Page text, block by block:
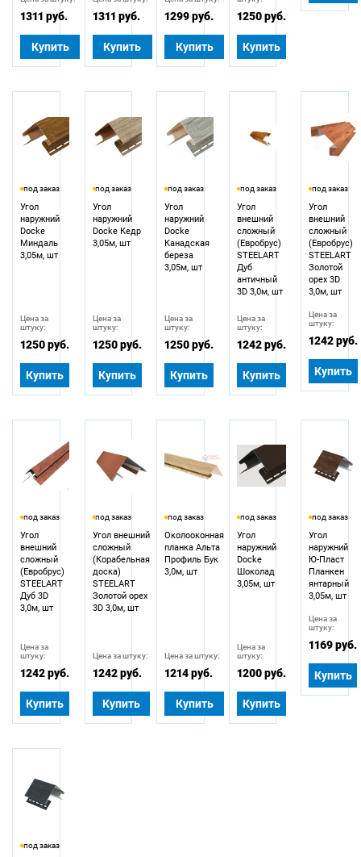
1311 руб.
Купить
1311 руб.
Купить
1299 руб.
Купить
1250 руб.
Купить
под заказ
Угол
наружний
Docke
Миндаль
3,05м, шт
Цена за
штуку:
1250 руб.
Купить
под заказ
Угол
наружний
Docke Кедр
3,05м, шт
Цена за
штуку:
1250 руб.
Купить
под заказ
Угол
наружний
Docke
Канадская
береза
3,05м, шт
Цена за
штуку:
1250 руб.
Купить
под заказ
Угол
внешний
сложный
(Евробрус)
STEELART
Дуб
античный
3D 3,0м, шт
Цена за
штуку:
1242 руб.
Купить
под заказ
Угол
внешний
сложный
(Евробрус)
STEELART
Золотой
орех 3D
3,0м, шт
Цена за
штуку:
1242 руб.
Купить
под заказ
Угол
внешний
сложный
(Евробрус)
STEELART
Дуб 3D
3,0м, шт
Цена за
штуку:
1242 руб.
Купить
под заказ
Угол внешний
сложный
(Корабельная
доска)
STEELART
Золотой орех
3D 3,0м, шт
Цена за штуку:
1242 руб.
Купить
под заказ
Околооконная
планка Альта
Профиль Бук
3,0м, шт
Цена за штуку:
1214 руб.
Купить
под заказ
Угол
наружний
Docke
Шоколад
3,05м, шт
Цена за
штуку:
1200 руб.
Купить
под заказ
Угол
наружний
Ю-Пласт
Планкен
янтарный
3,05м, шт
Цена за
штуку:
1169 руб.
Купить
под заказ